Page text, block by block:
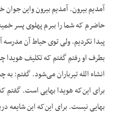
آمدیم بیرون. آمدیم بیرون واین
حاضرم که شما را ببرم پهلوی پسر
پیدا نکردیم. ولی توی حیاط آن مدرسه
بطرف او رفتم گفتم که تکلیف
انشاء الله تیرباران می‌شود. گفتم:
برای این‌که هویدا بهایی است.
بهایی نیست. برای این‌که این شایعه